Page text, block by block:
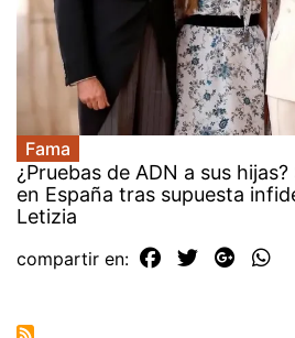
Fama
¿Pruebas de ADN a sus
en España tras supuesta
Letizia
compartir en: